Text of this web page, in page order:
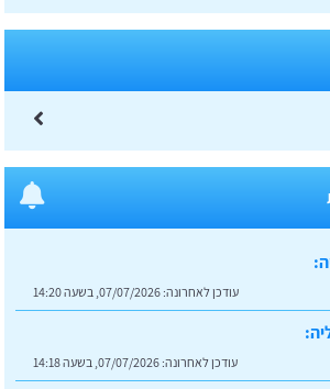
עודכן לאחרונה: 07/07/2026, בשעה 14:20
עודכן לאחרונה: 07/07/2026, בשעה 14:18